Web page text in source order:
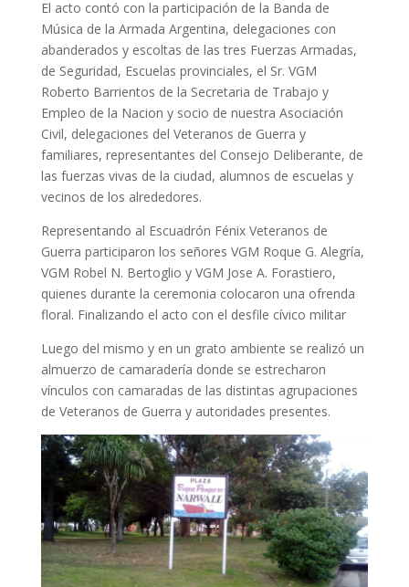
El acto contó con la participación de la Banda de
Música de la Armada Argentina, delegaciones con
abanderados y escoltas de las tres Fuerzas Armadas,
de Seguridad, Escuelas provinciales, el Sr. VGM
Roberto Barrientos de la Secretaria de Trabajo y
Empleo de la Nacion y socio de nuestra Asociación
Civil, delegaciones del Veteranos de Guerra y
familiares, representantes del Consejo Deliberante, de
las fuerzas vivas de la ciudad, alumnos de escuelas y
vecinos de los alrededores.
Representando al Escuadrón Fénix Veteranos de
Guerra participaron los señores VGM Roque G. Alegría,
VGM Robel N. Bertoglio y VGM Jose A. Forastiero,
quienes durante la ceremonia colocaron una ofrenda
floral. Finalizando el acto con el desfile cívico militar
Luego del mismo y en un grato ambiente se realizó un
almuerzo de camaradería donde se estrecharon
vínculos con camaradas de las distintas agrupaciones
de Veteranos de Guerra y autoridades presentes.